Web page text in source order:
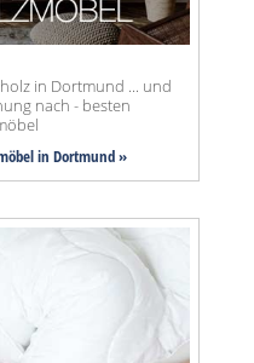
in Dortmund ... und
nach - besten
in Dortmund »